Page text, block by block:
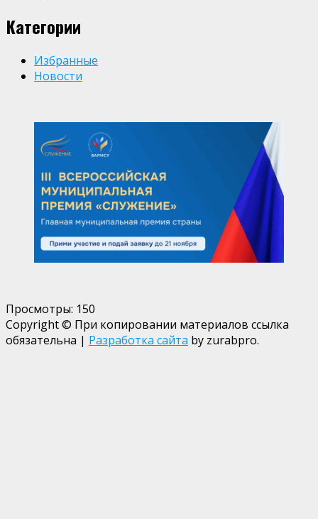
Категории
Избранные
Новости
Просмотры: 150
Copyright © При копировании материалов ссылка
обязательна | Разработка сайта by zurabpro.